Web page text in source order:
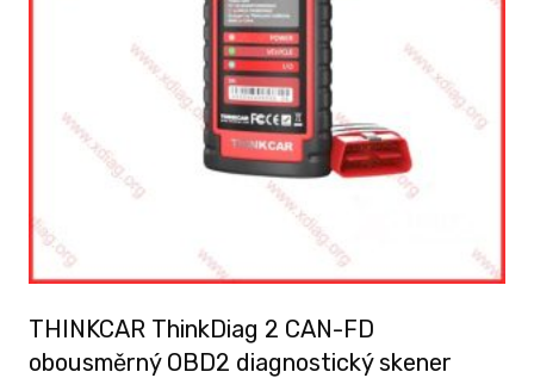
THINKCAR ThinkDiag 2 CAN-FD
obousměrný OBD2 diagnostický skener